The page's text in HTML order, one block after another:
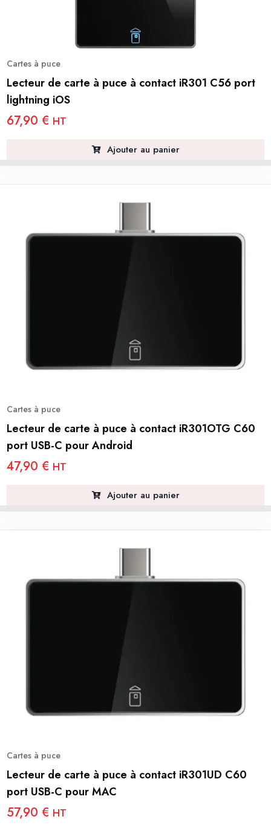
Cartes à puce
Lecteur de carte à puce à contact iR301 C56 port
lightning iOS
67,90 € HT
Ajouter au panier
Cartes à puce
Lecteur de carte à puce à contact iR301OTG C60
port USB-C pour Android
47,90 € HT
Ajouter au panier
Cartes à puce
Lecteur de carte à puce à contact iR301UD C60
port USB-C pour MAC
57,90 € HT